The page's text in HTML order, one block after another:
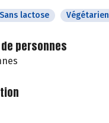
Sans lactose Végétarien
personnes